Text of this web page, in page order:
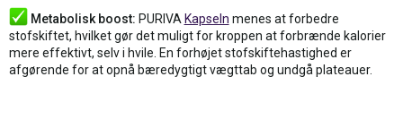
Metabolisk boost: PURIVA Kapseln menes at forbedre
stofskiftet, hvilket gør det muligt for kroppen at forbrænde kalorier
mere effektivt, selv i hvile. En forhøjet stofskiftehastighed er
afgørende for at opnå bæredygtigt vægttab og undgå plateauer.